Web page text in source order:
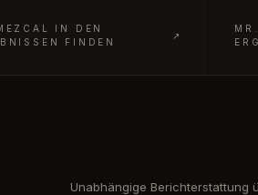
IN DEN
FINDEN
↗
Unabhängige Berichterstattung